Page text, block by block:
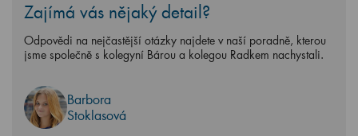
Zajímá vás nějaký detail?
Odpovědi na nejčastější otázky najdete v naší poradně, kterou
jsme společně s kolegyní Bárou a kolegou Radkem nachystali.
Barbora
Stoklasová